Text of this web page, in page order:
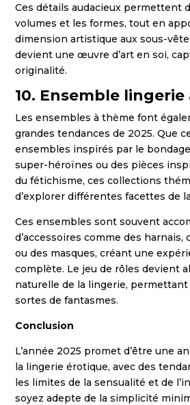
Ces détails audacieux permettent
volumes et les formes, tout en
dimension artistique aux sous-
devient une œuvre d’art en soi,
originalité.
10. Ensemble
Les ensembles à thème font
grandes tendances de 2025. Que
ensembles inspirés par le
super-héroïnes ou des pièces
du fétichisme, ces collections
d’explorer différentes facettes de
Ces ensembles sont souvent
d’accessoires comme des
ou des masques, créant une
complète. Le jeu de rôles devient
naturelle de la lingerie, permettant
sortes de fantasmes.
Conclusion
L’année 2025 promet d’être une
la lingerie érotique, avec des
les limites de la sensualité et de
soyez adepte de la simplicité